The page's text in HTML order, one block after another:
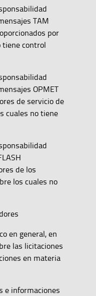
TAM
por
tiene control
OPMET
de servicio de
cuales no tiene
de los
los cuales no
en general, en
las licitaciones
en materia
e informaciones